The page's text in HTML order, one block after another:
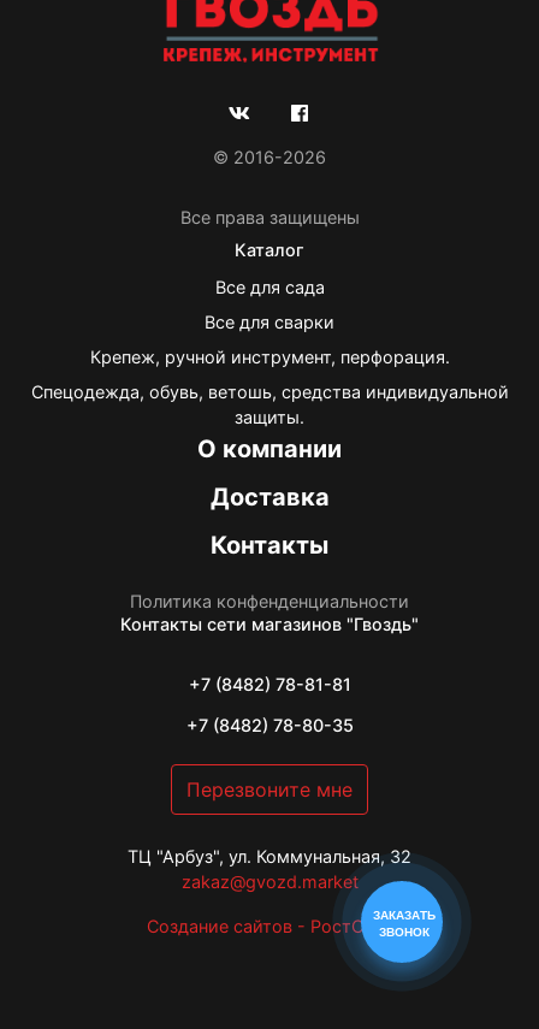
© 2016-2026
Все права защищены
Каталог
Все для сада
Все для сварки
Крепеж, ручной инструмент, перфорация.
Спецодежда, обувь, ветошь, средства индивидуальной
защиты.
О компании
Доставка
Контакты
Политика конфенденциальности
Контакты сети магазинов "Гвоздь"
+7 (8482) 78-81-81
+7 (8482) 78-80-35
Перезвоните мне
ТЦ "Арбуз", ул. Коммунальная, 32
zakaz@gvozd.market
Создание сайтов - РостСайт
ЗАКАЗАТЬ
ЗВОНОК